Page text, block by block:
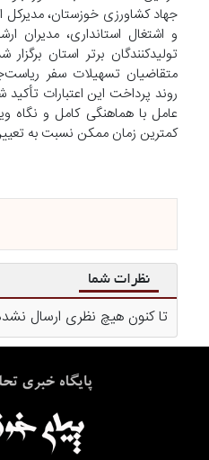
جهاد کشاورزی خوزستان، مدیرکل
و اشتغال استانداری، مدیران
تولیدکنندگان برتر استان
متقاضیان تسهیلات سفر
روند پرداخت این اعتبارات
عامل با هماهنگی کامل و نگاه
کمترین زمان ممکن نسبت به
نظرات شما
تا کنون هیچ نظری ارسال